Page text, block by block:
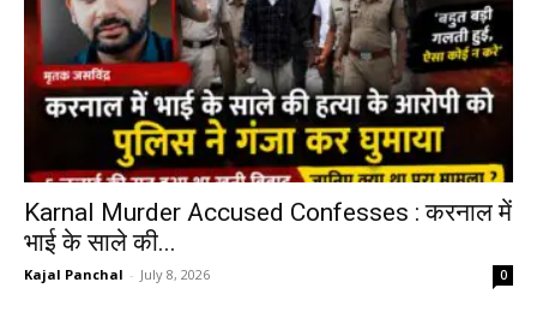
Karnal Murder Accused Confesses : करनाल में
भाई के साले की...
Kajal Panchal - July 8, 2026 0